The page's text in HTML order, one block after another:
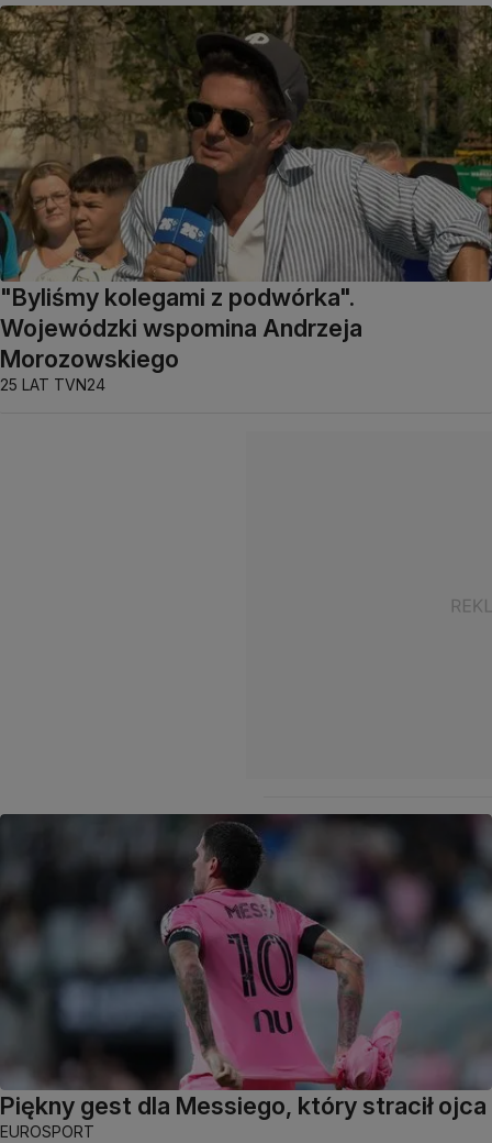
"Byliśmy kolegami z podwórka".
Wojewódzki wspomina Andrzeja
Morozowskiego
25 LAT TVN24
Piękny gest dla Messiego, który stracił ojca
EUROSPORT